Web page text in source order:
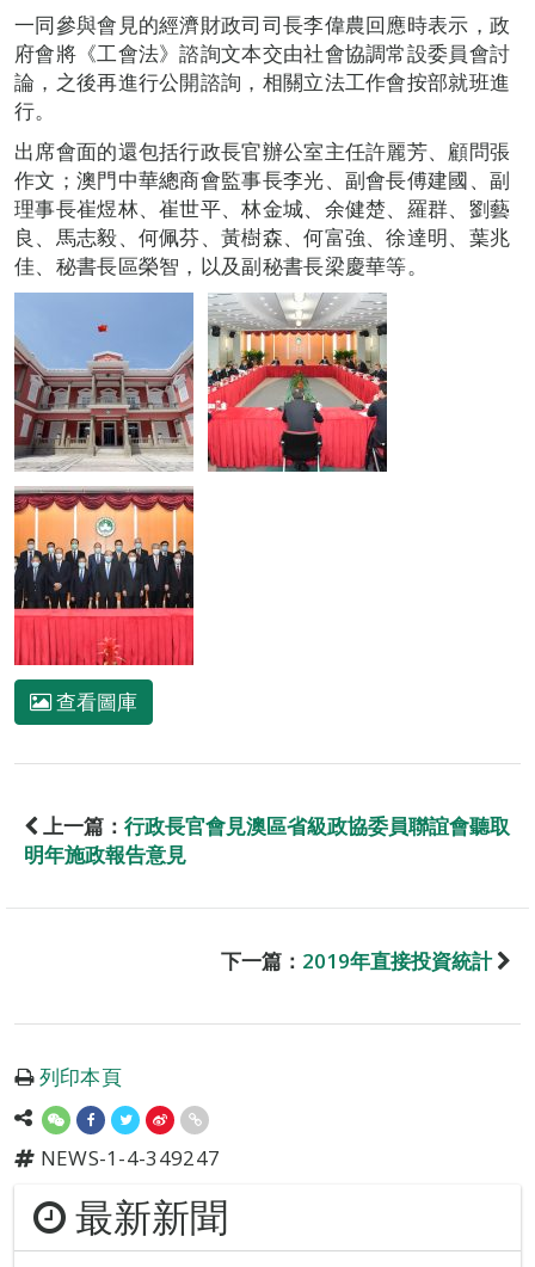
一同參與會見的經濟財政司司長李偉農回應時表示，政
府會將《工會法》諮詢文本交由社會協調常設委員會討
論，之後再進行公開諮詢，相關立法工作會按部就班進
行。
出席會面的還包括行政長官辦公室主任許麗芳、顧問張
作文；澳門中華總商會監事長李光、副會長傅建國、副
理事長崔煜林、崔世平、林金城、余健楚、羅群、劉藝
良、馬志毅、何佩芬、黃樹森、何富強、徐達明、葉兆
佳、秘書長區榮智，以及副秘書長梁慶華等。
查看圖庫
上一篇： 行政長官會見澳區省級政協委員聯誼會聽取
明年施政報告意見
下一篇： 2019年直接投資統計
列印本頁
NEWS-1-4-349247
最新新聞